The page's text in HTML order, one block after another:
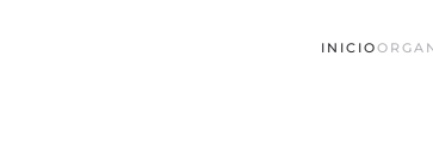
INICIO